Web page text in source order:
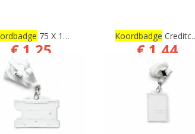
75 X 126 Mm
€ 1,25
BESTELLEN
Koordbadge Creditcard Formaat Voor 2 Pasjes
€ 1,44
€ 1,19
BESTELLEN